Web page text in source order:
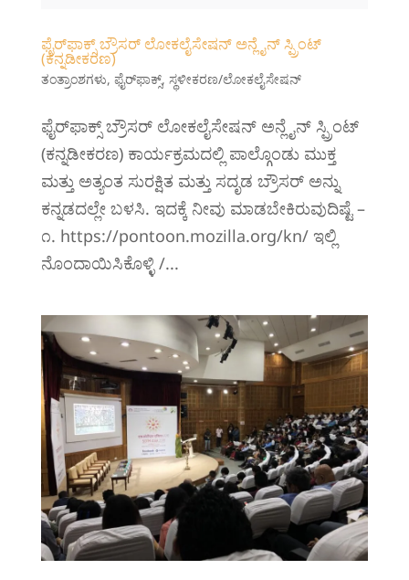
ಫೈರ್‌ಫಾಕ್ಸ್ ಬ್ರೌಸರ್‌ ಲೋಕಲೈಸೇಷನ್ ಅನ್ಲೈನ್ ಸ್ಪ್ರಿಂಟ್
(ಕನ್ನಡೀಕರಣ)
ತಂತ್ರಾಂಶಗಳು, ಫೈರ್‌ಫಾಕ್ಸ್, ಸ್ಥಳೀಕರಣ/ಲೋಕಲೈಸೇಷನ್
ಫೈರ್‌ಫಾಕ್ಸ್ ಬ್ರೌಸರ್‌ ಲೋಕಲೈಸೇಷನ್ ಅನ್ಲೈನ್ ಸ್ಪ್ರಿಂಟ್
(ಕನ್ನಡೀಕರಣ)‍ ಕಾರ್ಯಕ್ರಮದಲ್ಲಿ ಪಾಲ್ಗೊಂಡು ಮುಕ್ತ
ಮತ್ತು ಅತ್ಯಂತ ಸುರಕ್ಷಿತ ಮತ್ತು ಸದೃಡ ಬ್ರೌಸರ್ ಅನ್ನು
ಕನ್ನಡದಲ್ಲೇ ಬಳಸಿ. ಇದಕ್ಕೆ ನೀವು ಮಾಡಬೇಕಿರುವುದಿಷ್ಟೆ –
‍‍೧. https://pontoon.mozilla.org/kn/ ‍‍‍‍‍ಇಲ್ಲಿ
ನೊಂದಾಯಿಸಿಕೊಳ್ಳಿ /...